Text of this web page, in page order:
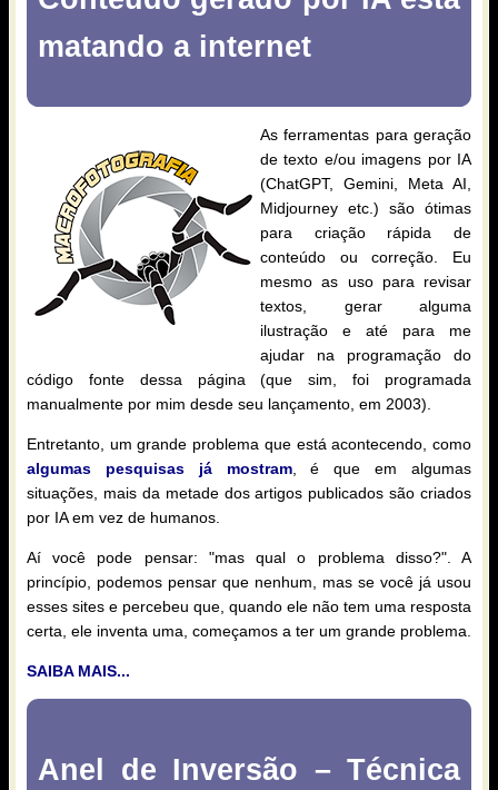
matando a internet
As ferramentas para geração
de texto e/ou imagens por IA
(ChatGPT, Gemini, Meta AI,
Midjourney etc.) são ótimas
para criação rápida de
conteúdo ou correção. Eu
mesmo as uso para revisar
textos, gerar alguma
ilustração e até para me
ajudar na programação do
código fonte dessa página (que sim, foi programada
manualmente por mim desde seu lançamento, em 2003).
Entretanto, um grande problema que está acontecendo, como
algumas pesquisas já mostram, é que em algumas
situações, mais da metade dos artigos publicados são criados
por IA em vez de humanos.
Aí você pode pensar: "mas qual o problema disso?". A
princípio, podemos pensar que nenhum, mas se você já usou
esses sites e percebeu que, quando ele não tem uma resposta
certa, ele inventa uma, começamos a ter um grande problema.
SAIBA MAIS...
Anel de Inversão – Técnica